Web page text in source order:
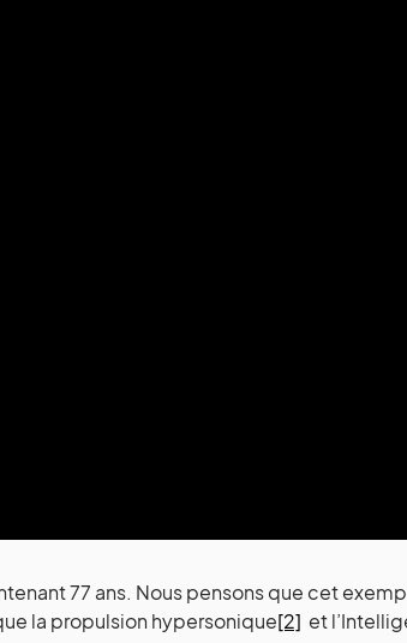
77 ans. Nous pensons que cet
la propulsion hypersonique[2] et